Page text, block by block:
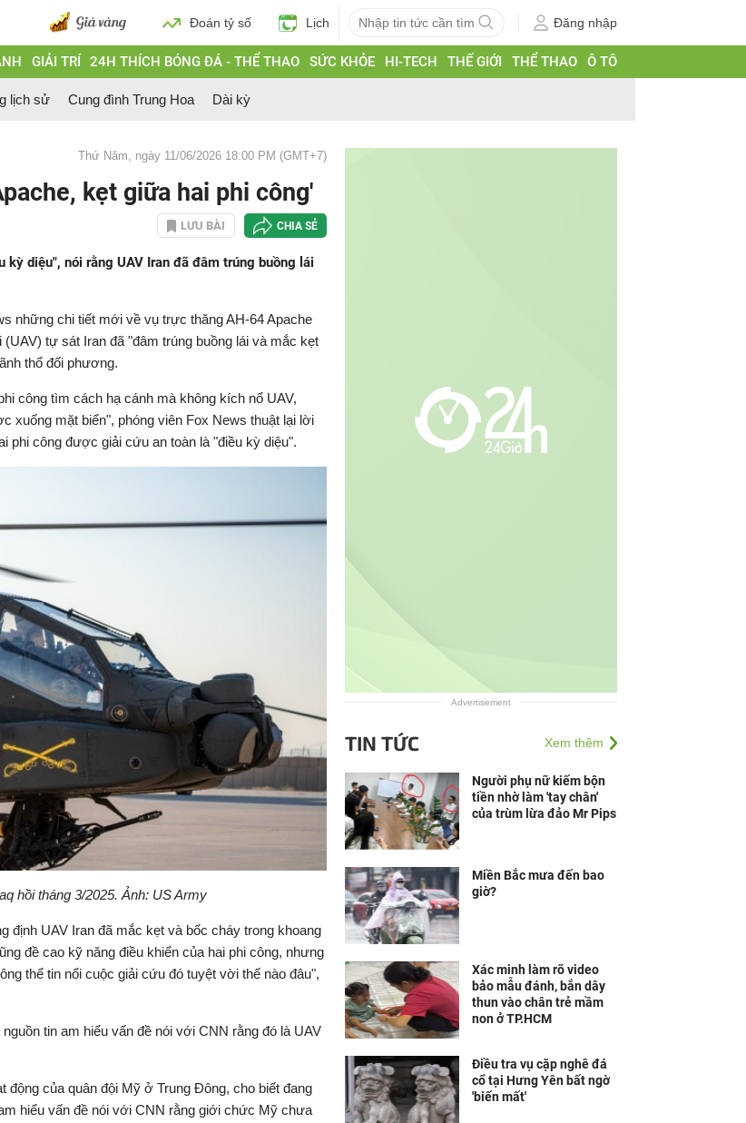
Đoán tỷ số Lịch Đăng nhập
GIẢI TRÍ 24H THÍCH BÓNG ĐÁ - THỂ THAO SỨC KHỎE HI-TECH THẾ GIỚI THỂ THAO Ô TÔ
lịch sử Cung đình Trung Hoa Dài kỳ
Thứ Năm, ngày 11/06/2026 18:00 PM (GMT+7)
kẹt giữa hai phi công'
LƯU BÀI CHIA SẺ
diệu", nói rằng UAV Iran đã đâm trúng buồng lái
những chi tiết mới về vụ trực thăng AH-64 Apache
tự sát Iran đã "đâm trúng buồng lái và mắc kẹt
thổ đối phương.
công tìm cách hạ cánh mà không kích nổ UAV,
xuống mặt biển", phóng viên Fox News thuật lại lời
phi công được giải cứu an toàn là "điều kỳ diệu".
hồi tháng 3/2025. Ảnh: US Army
định UAV Iran đã mắc kẹt và bốc cháy trong khoang
đề cao kỹ năng điều khiển của hai phi công, nhưng
thể tin nổi cuộc giải cứu đó tuyệt vời thế nào đâu",
tin am hiểu vấn đề nói với CNN rằng đó là UAV
của quân đội Mỹ ở Trung Đông, cho biết đang
hiểu vấn đề nói với CNN rằng giới chức Mỹ chưa
Advertisement
TIN TỨC Xem thêm
Người phụ nữ kiếm bộn
tiền nhờ làm 'tay chân'
của trùm lừa đảo Mr Pips
Miền Bắc mưa đến bao
giờ?
Xác minh làm rõ video
bảo mẫu đánh, bắn dây
thun vào chân trẻ mầm
non ở TP.HCM
Điều tra vụ cặp nghê đá
cổ tại Hưng Yên bất ngờ
'biến mất'